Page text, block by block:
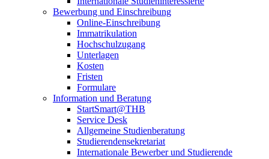
Bewerbung und Einschreibung
Online-Einschreibung
Immatrikulation
Hochschulzugang
Unterlagen
Kosten
Fristen
Formulare
Information und Beratung
StartSmart@THB
Service Desk
Allgemeine Studienberatung
Studierendensekretariat
Internationale Bewerber und Studierende